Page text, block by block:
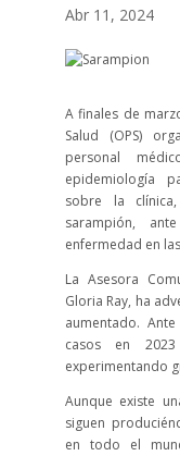
Abr 11, 2024
A finales de
Salud (OPS)
personal
epidemiología
sobre la
sarampión,
enfermedad en
La Asesora
Gloria Ray, ha
aumentado.
casos en
experimentando
Aunque existe
siguen
en todo el